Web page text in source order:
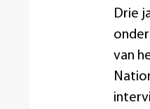
Drie
van